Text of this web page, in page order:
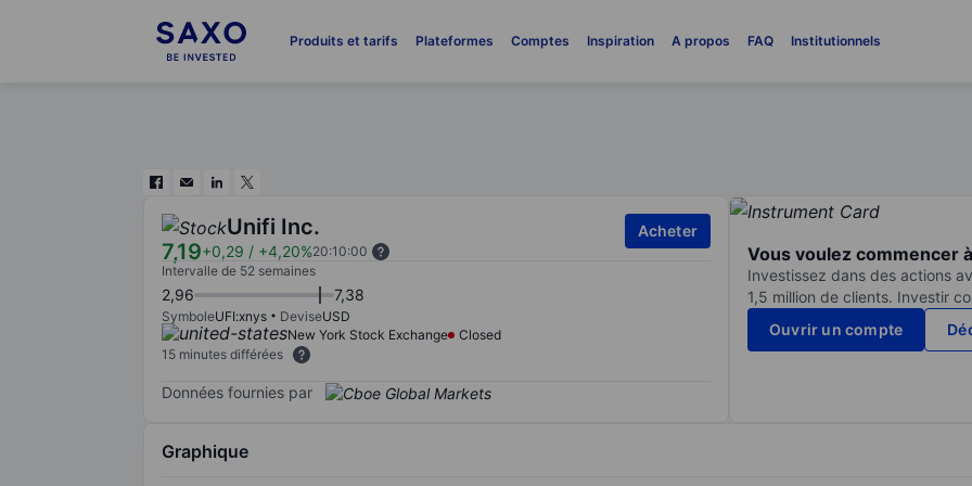
Produits et tarifs Plateformes Comptes Inspiration A propos FAQ Institutionnels
Unifi Inc.
7,19+0,29 / +4,20%20:10:00
Acheter
Intervalle de 52 semaines
2,96 7,38
SymboleUFI:xnys DeviseUSD
New York Stock Exchange
Closed
15 minutes différées
Données fournies par
Vous voulez commencer
Investissez dans des actions
1,5 million de clients. Investir
Ouvrir un compte
Graphique